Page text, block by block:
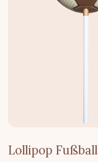
Lollipop Fußball